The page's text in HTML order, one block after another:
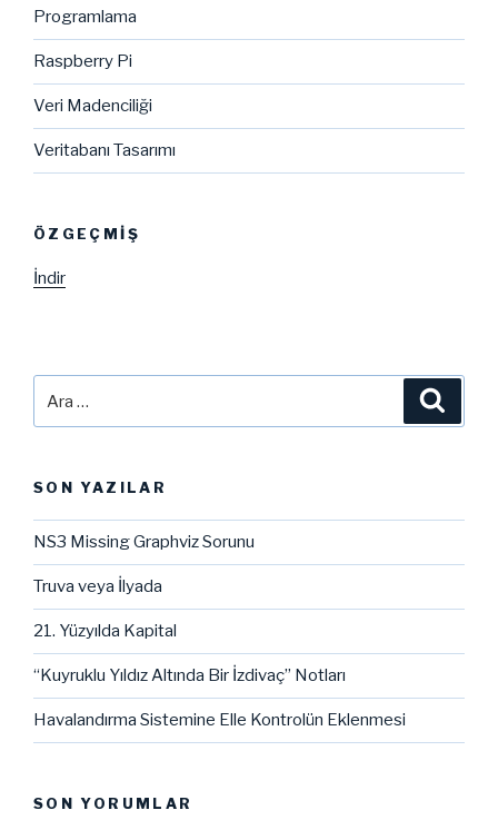
Programlama
Raspberry Pi
Veri Madenciliği
Veritabanı Tasarımı
ÖZGEÇMIŞ
İndir
SON YAZILAR
NS3 Missing Graphviz Sorunu
Truva veya İlyada
21. Yüzyılda Kapital
“Kuyruklu Yıldız Altında Bir İzdivaç” Notları
Havalandırma Sistemine Elle Kontrolün Eklenmesi
SON YORUMLAR